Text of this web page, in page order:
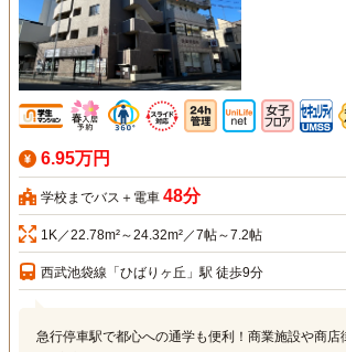
6.95万円
学校までバス＋電車 48分
1K／22.78m²～24.32m²／7帖～7.2帖
西武池袋線「ひばりヶ丘」駅 徒歩9分
急行停車駅で都心への通学も便利！商業施設や商店